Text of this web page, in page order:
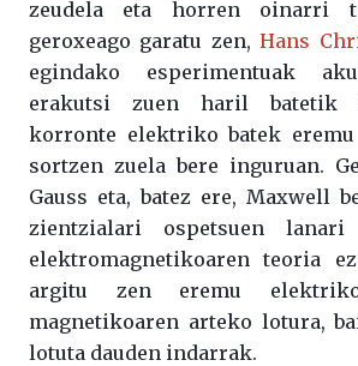
zeudela eta horren oinarri
geroxeago garatu zen,Hans
egindako esperimentuak
erakutsi zuen haril batetik
korronte elektriko batek
sortzen zuela bere inguruan.
Gauss eta, batez ere, Maxwell
zientzialari ospetsuen lanari
elektromagnetikoaren teoria
argitu zen eremu
magnetikoaren arteko lotura,
lotuta dauden indarrak.